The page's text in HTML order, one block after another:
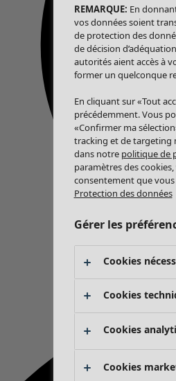
REMARQUE: En
vos données soient
de protection des
de décision
autorités aient accès à
former un quelconque
En cliquant sur «Tout
précédemment. Vous
«Confirmer ma
tracking et de targeting
dans notre politique de
paramètres des
consentement que vous
Protection des données
Gérer les
Cookies
Cookies
Cookies
Cookies